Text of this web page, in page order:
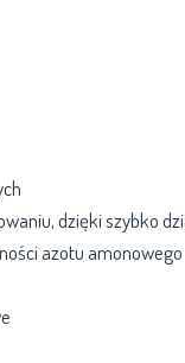
dzięki szybko
azotu amonowego